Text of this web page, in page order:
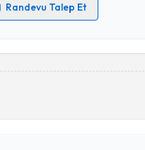
Randevu Talep Et
ilişkinAydınlatma Metni